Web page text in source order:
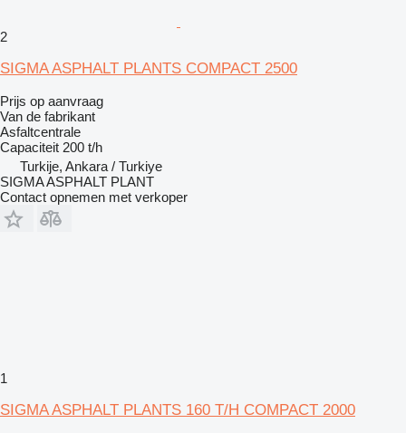
2
SIGMA ASPHALT PLANTS COMPACT 2500
Prijs op aanvraag
Van de fabrikant
Asfaltcentrale
Capaciteit 200 t/h
Turkije, Ankara / Turkiye
SIGMA ASPHALT PLANT
Contact opnemen met verkoper
1
SIGMA ASPHALT PLANTS 160 T/H COMPACT 2000